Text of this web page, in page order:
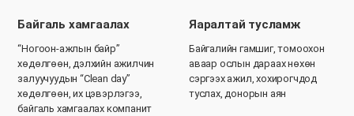
Байгаль хамгаалах
“Ногоон-ажлын байр”
хөдөлгөөн, дэлхийн ажилчин
залуучуудын “Clean day”
хөдөлгөөн, их цэвэрлэгээ,
байгаль хамгаалах компанит
Яаралтай тусламж
Байгалийн гамшиг, томоохон
аваар ослын дараах нөхөн
сэргээх ажил, хохирогчдод
туслах, донорын аян